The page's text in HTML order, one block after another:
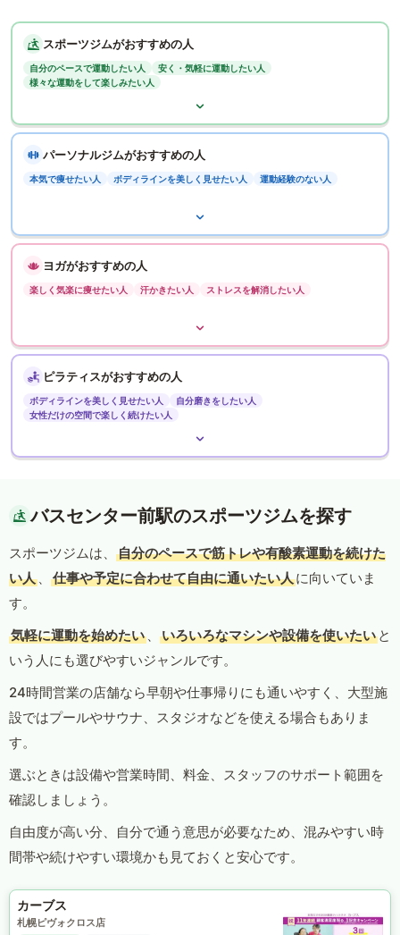
スポーツジムがおすすめの人
自分のペースで運動したい人
安く・気軽に運動したい人
様々な運動をして楽しみたい人
パーソナルジムがおすすめの人
本気で痩せたい人 ボディラインを美しく見せたい人 運動経験のない人
ヨガがおすすめの人
楽しく気楽に痩せたい人 汗かきたい人 ストレスを解消したい人
ピラティスがおすすめの人
ボディラインを美しく見せたい人
自分磨きをしたい人
女性だけの空間で楽しく続けたい人
バスセンター前駅のスポーツジムを探す
スポーツジムは、
自分のペースで筋トレや有酸素運動を続けた
い人 、 仕事や予定に合わせて自由に通いたい人に向いていま
す。
気軽に運動を始めたい 、 いろいろなマシンや設備を使いたい と
いう人にも選びやすいジャンルです。
24時間営業の店舗なら早朝や仕事帰りにも通いやすく、大型施
設ではプールやサウナ、スタジオなどを使える場合もありま
す。
選ぶときは設備や営業時間、料金、スタッフのサポート範囲を
確認しましょう。
自由度が高い分、自分で通う意思が必要なため、混みやすい時
間帯や続けやすい環境かも見ておくと安心です。
カーブス
札幌ピヴォクロス店